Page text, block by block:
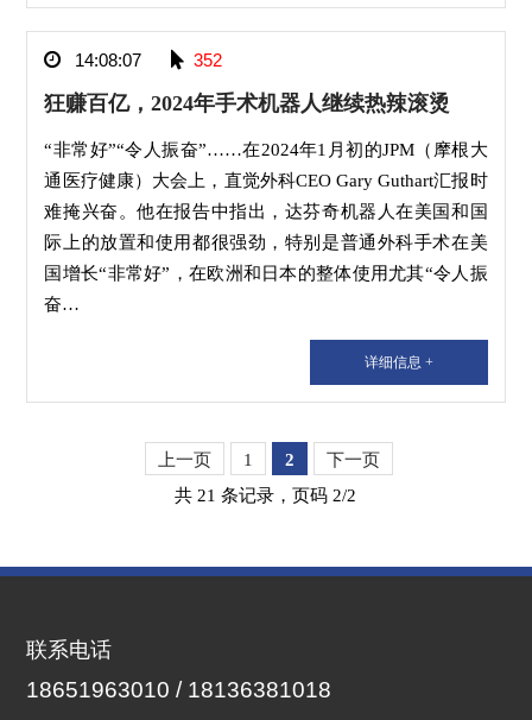
14:08:07 352
狂赚百亿，2024年手术机器人继续热辣滚烫
“非常好”“令人振奋”……在2024年1月初的JPM（摩根大
通医疗健康）大会上，直觉外科CEO Gary Guthart汇报时
难掩兴奋。他在报告中指出，达芬奇机器人在美国和国
际上的放置和使用都很强劲，特别是普通外科手术在美
国增长“非常好”，在欧洲和日本的整体使用尤其“令人振
奋…
详细信息 +
上一页 1 2
下一页
共 21 条记录，页码 2/2
联系电话
18651963010 / 18136381018